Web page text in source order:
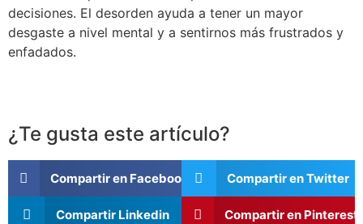
decisiones. El desorden ayuda a tener un mayor
desgaste a nivel mental y a sentirnos más frustrados y
enfadados.
¿Te gusta este artículo?
Compartir en Facebook Compartir en Twitter
Compartir Linkedin Compartir en Pinterest